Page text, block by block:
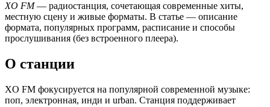
XO FM— радиостанция, сочетающая современные хиты,
местную сцену и живые форматы. В статье — описание
формата, популярных программ, расписание и способы
прослушивания (без встроенного плеера).
О станции
XO FM фокусируется на популярной современной музыке:
поп, электронная, инди и urban. Станция поддерживает